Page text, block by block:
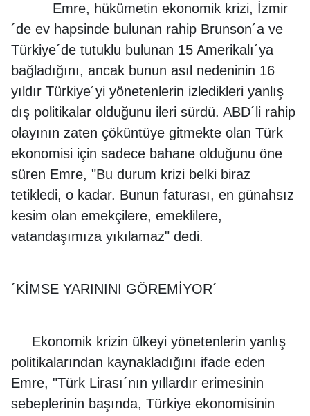
Emre, hükümetin ekonomik krizi, İzmir
´de ev hapsinde bulunan rahip Brunson´a ve
Türkiye´de tutuklu bulunan 15 Amerikalı´ya
bağladığını, ancak bunun asıl nedeninin 16
yıldır Türkiye´yi yönetenlerin izledikleri yanlış
dış politikalar olduğunu ileri sürdü. ABD´li rahip
olayının zaten çöküntüye gitmekte olan Türk
ekonomisi için sadece bahane olduğunu öne
süren Emre, "Bu durum krizi belki biraz
tetikledi, o kadar. Bunun faturası, en günahsız
kesim olan emekçilere, emeklilere,
vatandaşımıza yıkılamaz" dedi.
´KİMSE YARININI GÖREMİYOR´
Ekonomik krizin ülkeyi yönetenlerin yanlış
politikalarından kaynakladığını ifade eden
Emre, "Türk Lirası´nın yıllardır erimesinin
sebeplerinin başında, Türkiye ekonomisinin